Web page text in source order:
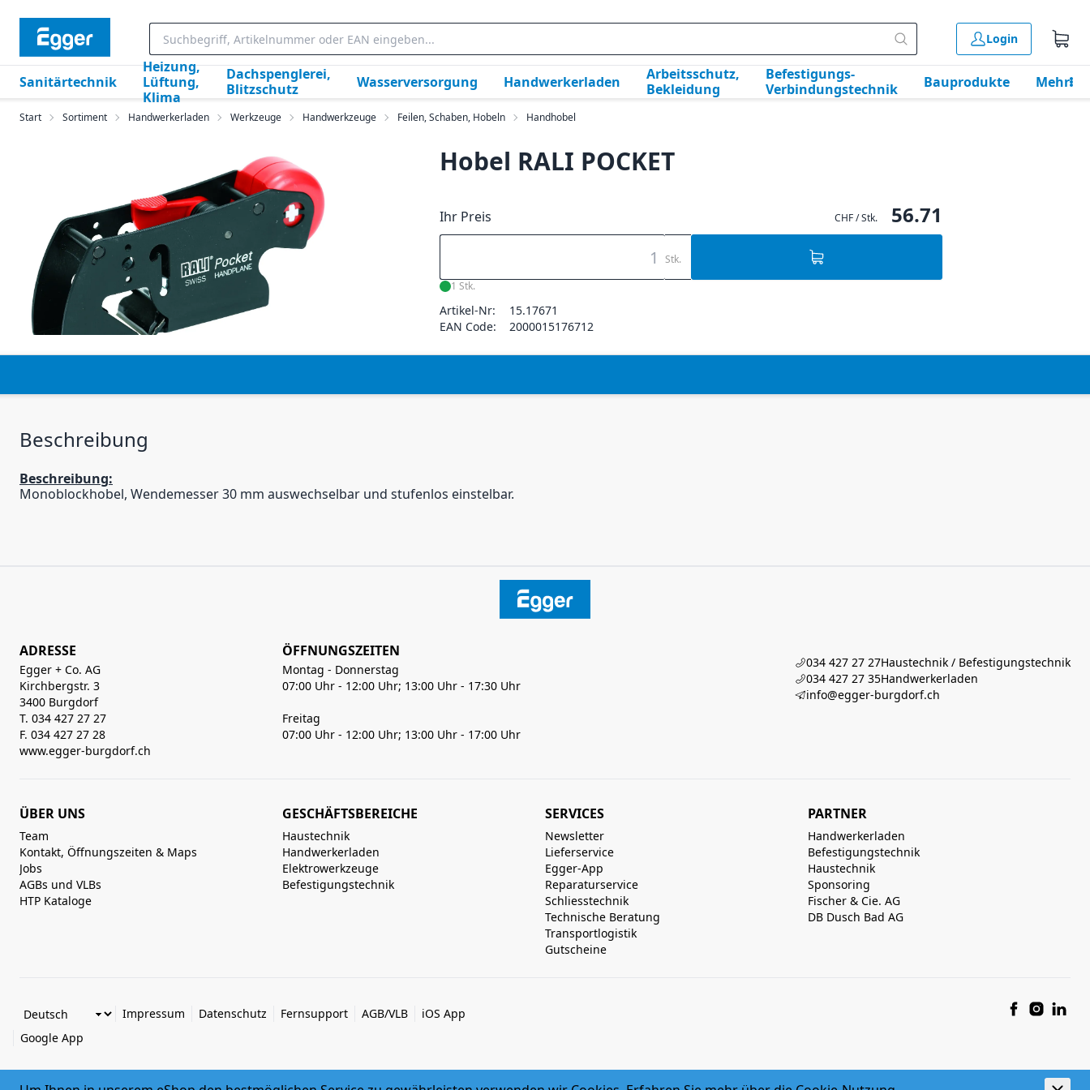
Login
Sanitärtechnik
Heizung,
Lüftung,
Klima
Dachspenglerei,
Blitzschutz
Wasserversorgung Handwerkerladen
Arbeitsschutz,
Bekleidung
Befestigungs-
Verbindungstechnik
Bauprodukte Mehr
Start Sortiment Handwerkerladen Werkzeuge Handwerkzeuge Feilen, Schaben, Hobeln Handhobel
Hobel RALI POCKET
Ihr Preis CHF / Stk. 56.71
Stk.
1 Stk.
Artikel-Nr:
15.17671
EAN Code:
2000015176712
Beschreibung
Beschreibung:
Monoblockhobel, Wendemesser 30 mm auswechselbar und stufenlos einstelbar.
ADRESSE
Egger + Co. AG
Kirchbergstr. 3
3400 Burgdorf
T. 034 427 27 27
F. 034 427 27 28
www.egger-burgdorf.ch
ÖFFNUNGSZEITEN
Montag - Donnerstag
07:00 Uhr - 12:00 Uhr; 13:00 Uhr - 17:30 Uhr
Freitag
07:00 Uhr - 12:00 Uhr; 13:00 Uhr - 17:00 Uhr
034 427 27 27Haustechnik / Befestigungstechnik
034 427 27 35Handwerkerladen
info@egger-burgdorf.ch
ÜBER UNS
Team
Kontakt, Öffnungszeiten & Maps
Jobs
AGBs und VLBs
HTP Kataloge
GESCHÄFTSBEREICHE
Haustechnik
Handwerkerladen
Elektrowerkzeuge
Befestigungstechnik
SERVICES
Newsletter
Lieferservice
Egger-App
Reparaturservice
Schliesstechnik
Technische Beratung
Transportlogistik
Gutscheine
PARTNER
Handwerkerladen
Befestigungstechnik
Haustechnik
Sponsoring
Fischer & Cie. AG
DB Dusch Bad AG
Impressum Datenschutz Fernsupport AGB/VLB
iOS App
Google App